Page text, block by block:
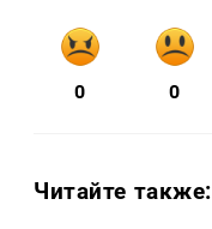
0 0
Читайте также: